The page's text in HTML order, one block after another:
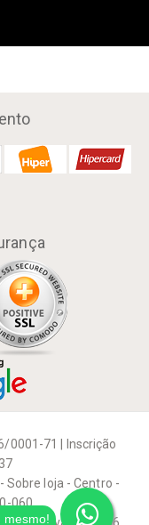
0001-71 | Inscrição
Sobre loja - Centro -
060
mesmo!